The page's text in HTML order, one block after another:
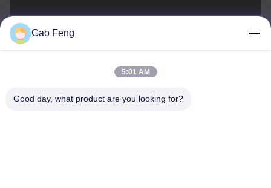
Changzhou Su Li drying equipment Co., Ltd.
Gao Feng
5:01 AM
Good day, what product are you looking for?